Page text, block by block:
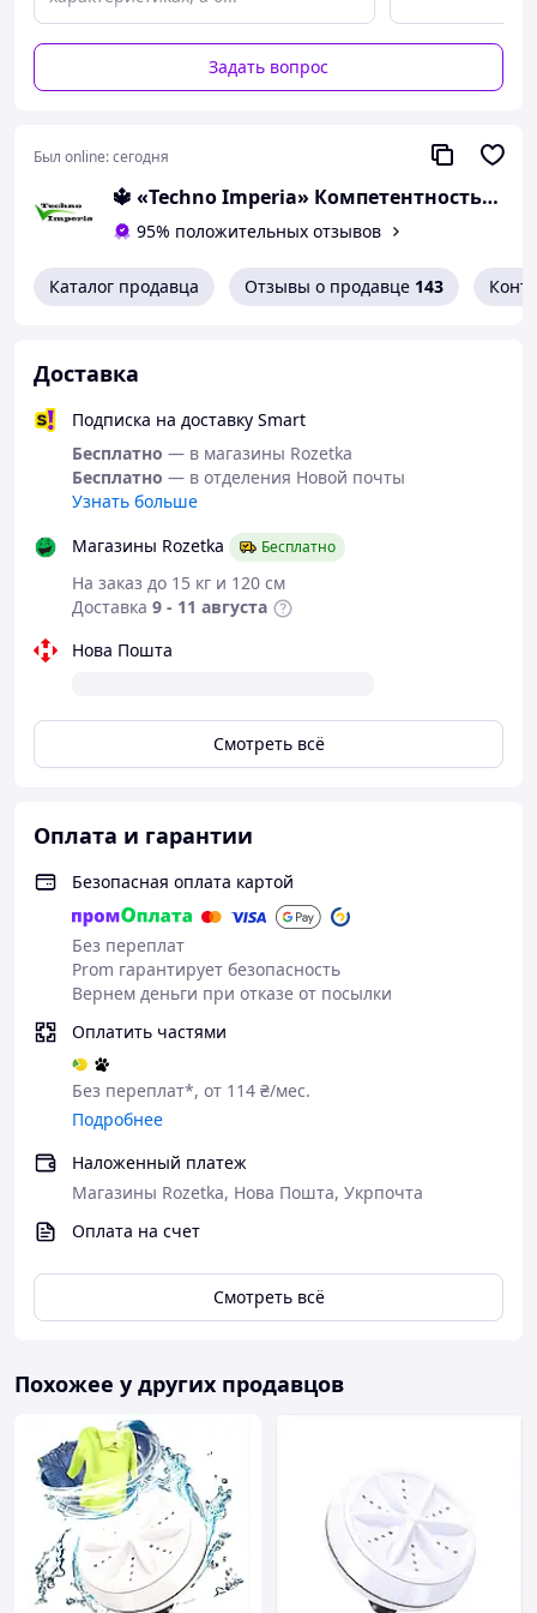
чистотой и свежестью ваших вещей без усилий и
затрат!
Отличный
вещей в
поездках и не
только
стильный дизайн
небольшой комнате. Благодаря ультразвуковому
механизму и вращающемуся барабану стирка
происходит бережно, ткани не повреждаются, а
вещи остаются чистыми и свежими.
Мини-стиральная машинка незаменима дома, в
общежитиях. Она экономит электроэнергию, воду
и ваше время, позволяя поддерживать вещи в
чистоте без лишних усилий.
Питание стиральной машины составляет 12 В.
240 в, чтобы обеспечить нормальную работу
стиральной машины и не повредить блок
питания.
Задать вопрос
Был online:сегодня
🔱 «Techno Imperia» Компетентность! Качество товара! Быстрая отправка! ✅
95% положительных отзывов
Каталог продавца Отзывы о продавце 143
Доставка
Подписка на доставку Smart
Бесплатно — в магазины Rozetka
Бесплатно — в отделения Новой почты
Узнать больше
Магазины Rozetka
Бесплатно
На заказ до 15 кг и 120 см
Доставка 9 - 11 августа
Нова Пошта
Смотреть всё
Оплата и гарантии
Безопасная оплата картой
Без переплат
Prom гарантирует безопасность
Вернем деньги при отказе от посылки
Оплатить частями
Без переплат*, от 114 ₴/мес.
Подробнее
Наложенный платеж
Магазины Rozetka, Нова Пошта, Укрпочта
Оплата на счет
Смотреть всё
Похожее у других продавцов